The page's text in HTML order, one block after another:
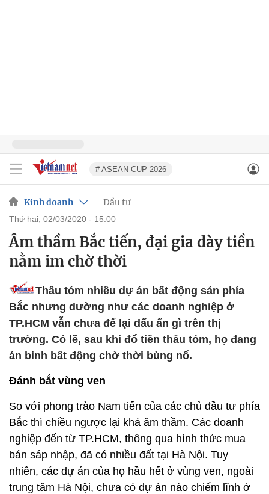
# ASEAN CUP 2026
Kinh doanh Đầu tư
thứ hai, 02/03/2020 - 15:00
Âm thầm Bắc tiến, đại gia dày tiền
nằm im chờ thời
Thâu tóm nhiều dự án bất động sản phía
Bắc nhưng dường như các doanh nghiệp ở
TP.HCM vẫn chưa để lại dấu ấn gì trên thị
trường. Có lẽ, sau khi đổ tiền thâu tóm, họ đang
án binh bất động chờ thời bùng nổ.
Đánh bắt vùng ven
So với phong trào Nam tiến của các chủ đầu tư phía
Bắc thì chiều ngược lại khá âm thầm. Các doanh
nghiệp đến từ TP.HCM, thông qua hình thức mua
bán sáp nhập, đã có nhiều đất tại Hà Nội. Tuy
nhiên, các dự án của họ hầu hết ở vùng ven, ngoài
trung tâm Hà Nội, chưa có dự án nào chiếm lĩnh ở